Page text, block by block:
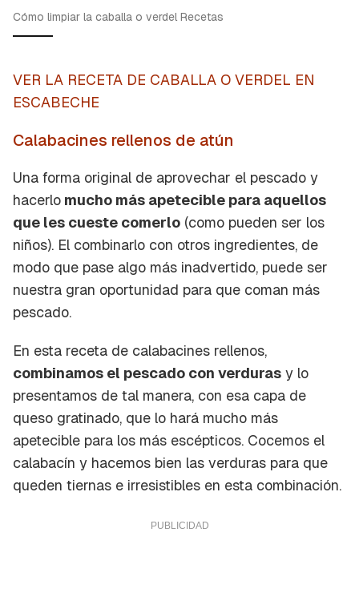
Cómo limpiar la caballa o verdel Recetas
VER LA RECETA DE CABALLA O VERDEL EN
ESCABECHE
Calabacines rellenos de atún
Una forma original de aprovechar el pescado y
hacerlo mucho más apetecible para aquellos
que les cueste comerlo (como pueden ser los
niños). El combinarlo con otros ingredientes, de
modo que pase algo más inadvertido, puede ser
nuestra gran oportunidad para que coman más
pescado.
En esta receta de calabacines rellenos,
combinamos el pescado con verduras y lo
presentamos de tal manera, con esa capa de
queso gratinado, que lo hará mucho más
apetecible para los más escépticos. Cocemos el
calabacín y hacemos bien las verduras para que
queden tiernas e irresistibles en esta combinación.